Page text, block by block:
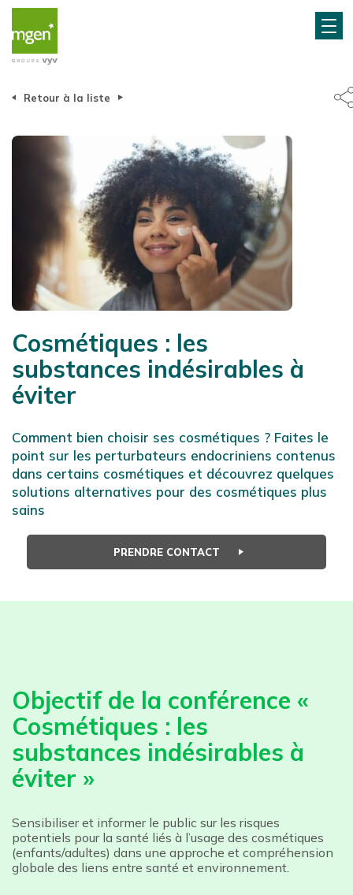
Retour à la liste
Cosmétiques : les
substances indésirables à
éviter
Comment bien choisir ses cosmétiques ? Faites le
point sur les perturbateurs endocriniens contenus
dans certains cosmétiques et découvrez quelques
solutions alternatives pour des cosmétiques plus
sains
PRENDRE CONTACT
Objectif de la conférence «
Cosmétiques : les
substances indésirables à
éviter »
Sensibiliser et informer le public sur les risques
potentiels pour la santé liés à l’usage des cosmétiques
(enfants/adultes) dans une approche et compréhension
globale des liens entre santé et environnement.